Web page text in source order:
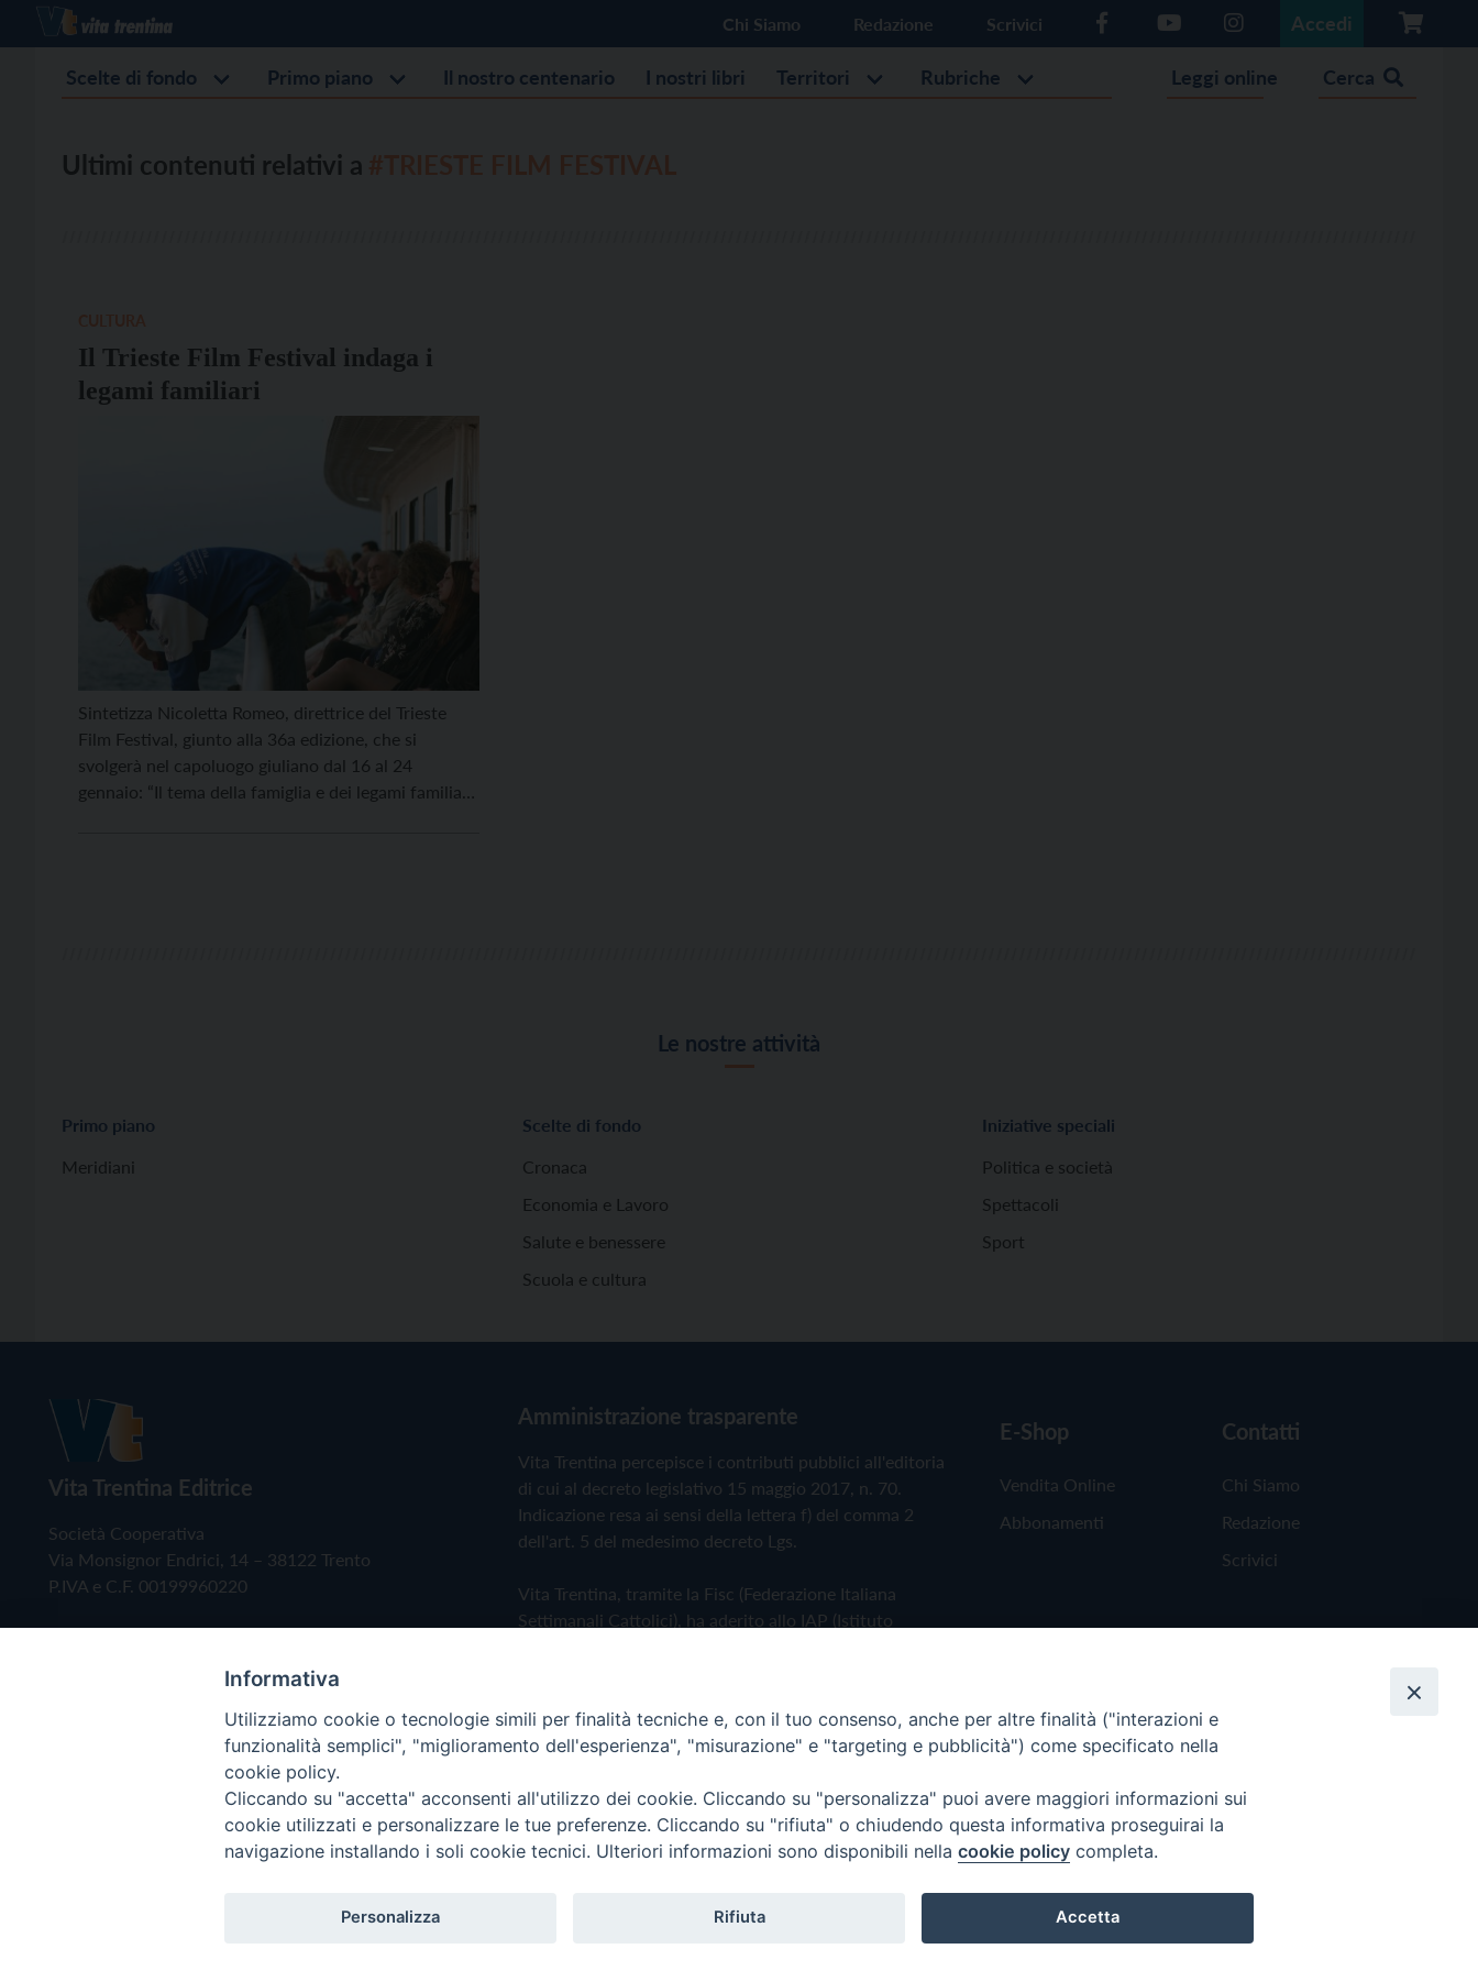
Chi Siamo Redazione Scrivici Accedi
Scelte di fondo Primo piano Il nostro centenario I nostri libri Territori Rubriche Leggi online Cerca
Ultimi contenuti relativi a
Il Trieste Film Festival indaga i
legami familiari
Sintetizza Nicoletta Romeo, direttrice del Trieste
Film Festival, giunto alla 36a edizione, che si
svolgerà nel capoluogo giuliano dal 16 al 24
gennaio: “Il tema della famiglia e dei legami familiari
Le nostre attività
Primo piano
Meridiani
Scelte di fondo
Cronaca
Economia e Lavoro
Salute e benessere
Scuola e cultura
Iniziative speciali
Politica e società
Spettacoli
Sport
Vita Trentina Editrice
Società Cooperativa
Via Monsignor Endrici, 14 – 38122 Trento
P.IVA e C.F. 00199960220
Amministrazione trasparente
Vita Trentina percepisce i contributi pubblici all'editoria
di cui al decreto legislativo 15 maggio 2017, n. 70.
Indicazione resa ai sensi della lettera f) del comma 2
dell'art. 5 del medesimo decreto Lgs.
Vita Trentina, tramite la Fisc (Federazione Italiana
Settimanali Cattolici), ha aderito allo IAP (Istituto
Privacy Policy Cookie Policy
E-Shop
Vendita Online
Abbonamenti
Contatti
Chi Siamo
Redazione
Scrivici
Copyright © 2019 - Tutti i diritti riservati - Vita Trentina Editrice
Informativa
Utilizziamo cookie o tecnologie simili per finalità tecniche e, con il tuo consenso, anche per altre finalità ("interazioni e
funzionalità semplici", "miglioramento dell'esperienza", "misurazione" e "targeting e pubblicità") come specificato nella
cookie policy.
Cliccando su "accetta" acconsenti all'utilizzo dei cookie. Cliccando su "personalizza" puoi avere maggiori informazioni sui
cookie utilizzati e personalizzare le tue preferenze. Cliccando su "rifiuta" o chiudendo questa informativa proseguirai la
navigazione installando i soli cookie tecnici. Ulteriori informazioni sono disponibili nella cookie policy completa.
Personalizza Rifiuta Accetta